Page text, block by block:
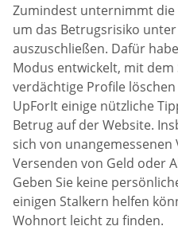
Zumindest unternimmt die
um das Betrugsrisiko
auszuschließen. Dafür
Modus entwickelt, mit
verdächtige Profile
UpForIt einige nützliche
Betrug auf der Website.
sich von unangemessenen
Versenden von Geld oder
Geben Sie keine
einigen Stalkern helfen
Wohnort leicht zu finden.